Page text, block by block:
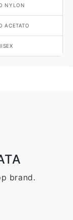
NYLON
ACETATO
brand.